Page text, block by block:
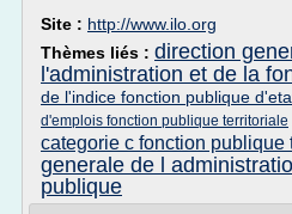
Site : http://www.ilo.org
Thèmes liés : direction
l'administration et de la
de l'indice fonction publique
d'emplois fonction publique territoriale
categorie c fonction publique
generale de l
publique